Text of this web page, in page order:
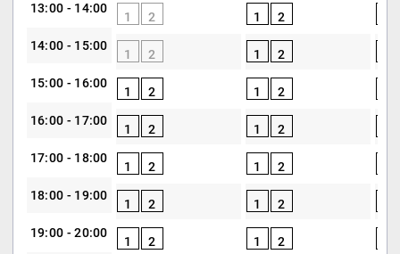
13:00 - 14:00
14:00 - 15:00
15:00 - 16:00
16:00 - 17:00
17:00 - 18:00
18:00 - 19:00
19:00 - 20:00
1 2 1 2
1 2 1 2
1 2 1 2
1 2 1 2
1 2 1 2
1 2 1 2
1 2 1 2